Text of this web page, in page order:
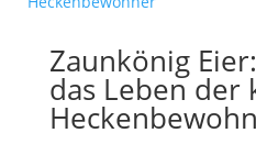
Zaunkönig
das Leben der